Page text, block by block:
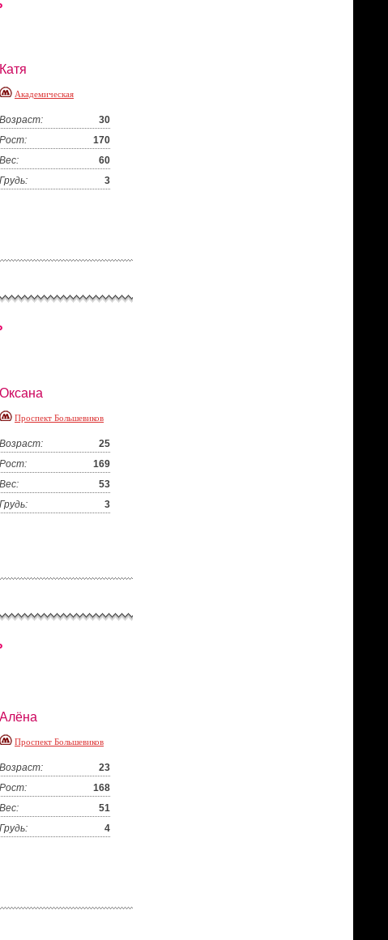
Катя
Академическая
Возраст:
30
Рост:
170
Вес:
60
Грудь:
3
Оксана
Проспект Большевиков
Возраст:
25
Рост:
169
Вес:
53
Грудь:
3
Алёна
Проспект Большевиков
Возраст:
23
Рост:
168
Вес:
51
Грудь:
4